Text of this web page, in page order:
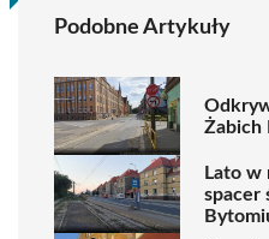
Podobne Artykuły
Żabich
Lato w
spacer